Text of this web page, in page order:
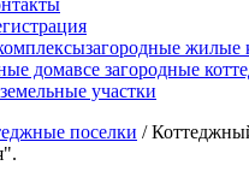
загородные жилые
домавсе загородные
земельные участки
поселки /